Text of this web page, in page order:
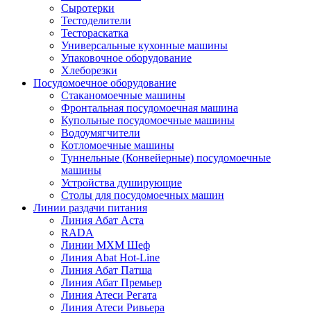
Сыротерки
Тестоделители
Тестораскатка
Универсальные кухонные машины
Упаковочное оборудование
Хлеборезки
Посудомоечное оборудование
Стаканомоечные машины
Фронтальная посудомоечная машина
Купольные посудомоечные машины
Водоумягчители
Котломоечные машины
Туннельные (Конвейерные) посудомоечные
машины
Устройства душирующие
Столы для посудомоечных машин
Линии раздачи питания
Линия Абат Аста
RADA
Линии МХМ Шеф
Линия Abat Hot-Line
Линия Абат Патша
Линия Абат Премьер
Линия Атеси Регата
Линия Атеси Ривьера